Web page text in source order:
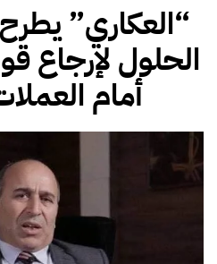
“العكاري”
الحلول لإرجاع
أمام